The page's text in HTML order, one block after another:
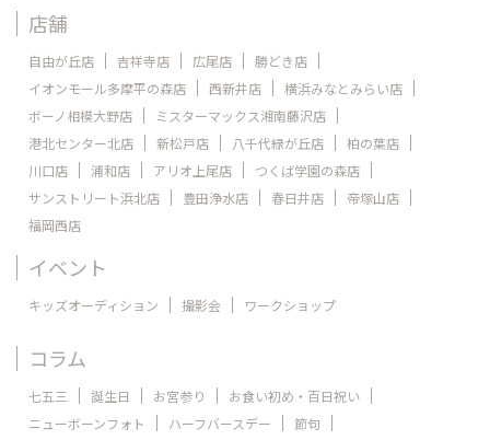
店舗
自由が丘店 吉祥寺店 広尾店
勝どき店
イオンモール多摩平の森店
西新井店
横浜みなとみらい店
ボーノ相模大野店
ミスターマックス湘南藤沢店
港北センター北店
新松戸店 八千代緑が丘店
柏の葉店
川口店
浦和店 アリオ上尾店
つくば学園の森店
サンストリート浜北店
豊田浄水店 春日井店
帝塚山店
福岡西店
イベント
キッズオーディション 撮影会 ワークショップ
コラム
七五三 誕生日 お宮参り
お食い初め・百日祝い
ニューボーンフォト
ハーフバースデー
節句